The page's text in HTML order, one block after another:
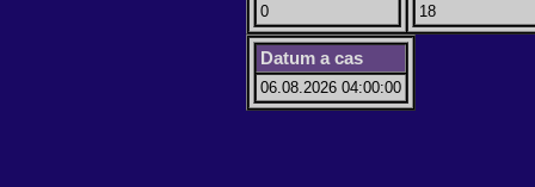
0 18
Datum a cas
06.08.2026 04:00:00